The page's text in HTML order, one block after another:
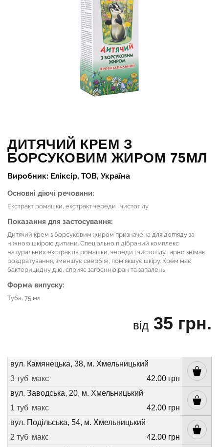
ДИТЯЧИЙ КРЕМ З
БОРСУКОВИМ ЖИРОМ 75МЛ
Виробник: Еліксір, ТОВ, Україна
Основні діючі речовини:
Екстракт ромашки, екстракт череди і чистотілу
Показання для застосування:
Дитячий крем з борсуковим жиром призначена для догляду за
ніжною шкірою дитини. Спеціально підібраний комплекс
натуральних екстрактів ромашки, череди і чистотілу гарно знімає
роздратування, зменшує свербіж, пом'якшує шкіру. Крем має
бактерицидну дію, сприяє загоєнню ран та запалень
Форма випуску:
Туба, 75 мл
від 35 грн.
вул. Камянецька, 38, м. Хмельницький
3 туб макс
42.00 грн
вул. Заводська, 20, м. Хмельницький
1 туб макс
42.00 грн
вул. Подільська, 54, м. Хмельницький
2 туб макс
42.00 грн